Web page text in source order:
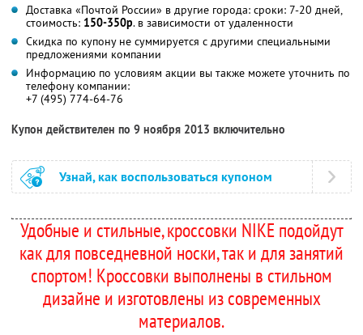
Доставка «Почтой России» в другие города: сроки: 7-20 дней,
стоимость: 150-350р. в зависимости от удаленности
Скидка по купону не суммируется с другими специальными
предложениями компании
Информацию по условиям акции вы также можете уточнить по
телефону компании:
+7 (495) 774-64-76
Купон действителен по 9 ноября 2013 включительно
Узнай, как воспользоваться купоном
Удобные и стильные, кроссовки NIKE подойдут
как для повседневной носки, так и для занятий
спортом! Кроссовки выполнены в стильном
дизайне и изготовлены из современных
материалов.